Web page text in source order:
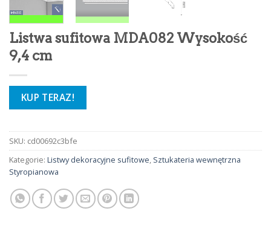
Listwa sufitowa MDA082 Wysokość
9,4 cm
KUP TERAZ!
SKU: cd00692c3bfe
Kategorie: Listwy dekoracyjne sufitowe, Sztukateria wewnętrzna
Styropianowa